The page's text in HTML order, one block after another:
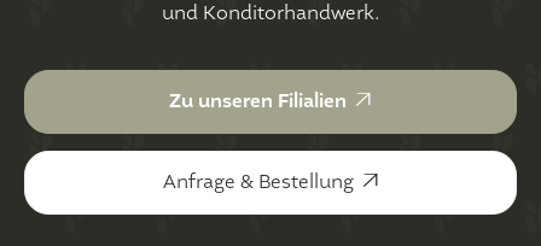
und Konditorhandwerk.
Zu unseren Filialien 
Anfrage & Bestellung 